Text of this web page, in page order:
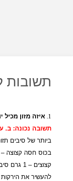
תשובות
1. איזה מזון מכיל
תשובה נכונה: ב.
ביותר של סיבים
להעשיר את הירקות